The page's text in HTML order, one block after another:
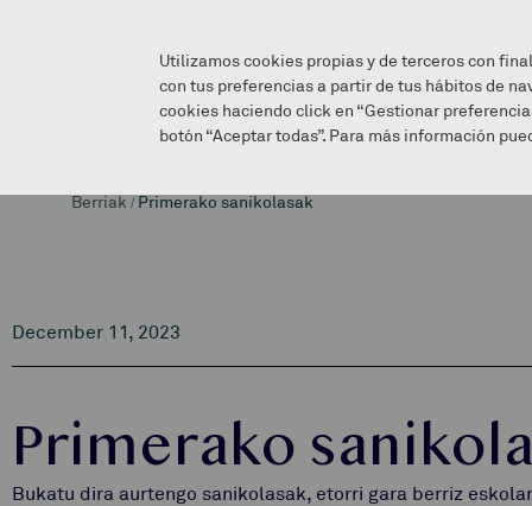
Berriak /Primerako sanikolasak
December 11, 2023
Primerako
Bukatu dira aurtengo sanikolasak, etorri gara berriz
Utilizamos cookies propias y de terceros con
con tus preferencias a partir de tus hábitos de
cookies haciendo click en “Gestionar
botón “Aceptar todas”. Para más información